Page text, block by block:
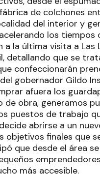
de colchones
del interior y
los tiempos
a la última visita a Las
detallando que se
confeccionarán
gobernador Gildo
afuera los
de obra, generamos
puestos de trabajo
abrirse a un
objetivos finales que
que desde el área
más accesible.